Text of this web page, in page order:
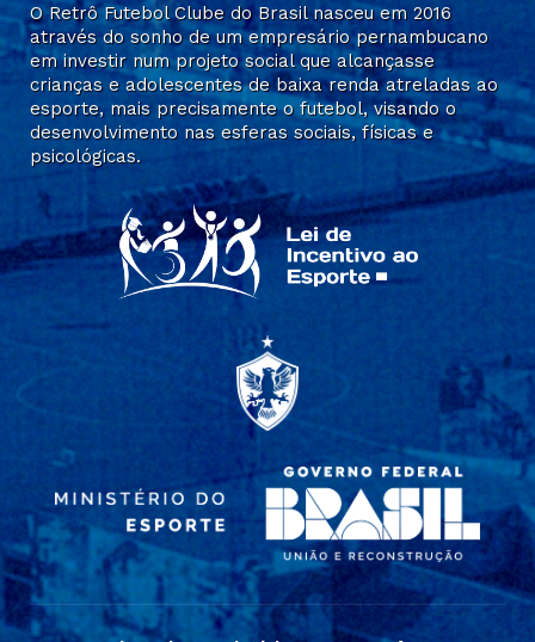
O Retrô Futebol Clube do Brasil nasceu em 2016
através do sonho de um empresário pernambucano
em investir num projeto social que alcançasse
crianças e adolescentes de baixa renda atreladas ao
esporte, mais precisamente o futebol, visando o
desenvolvimento nas esferas sociais, físicas e
psicológicas.